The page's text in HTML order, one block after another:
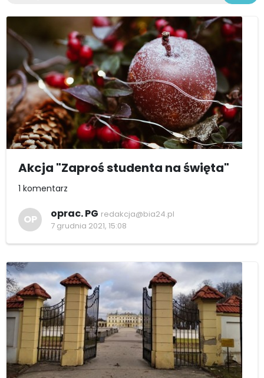
Akcja "Zaproś studenta na święta"
1 komentarz
OP oprac. PG redakcja@bia24.pl
7 grudnia 2021, 15:08